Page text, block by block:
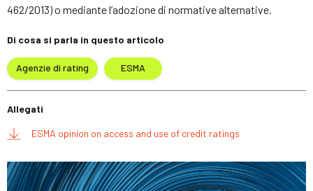
462/2013) o mediante l’adozione di normative alternative.
Di cosa si parla in questo articolo
Agenzie di rating ESMA
Allegati
ESMA opinion on access and use of credit ratings